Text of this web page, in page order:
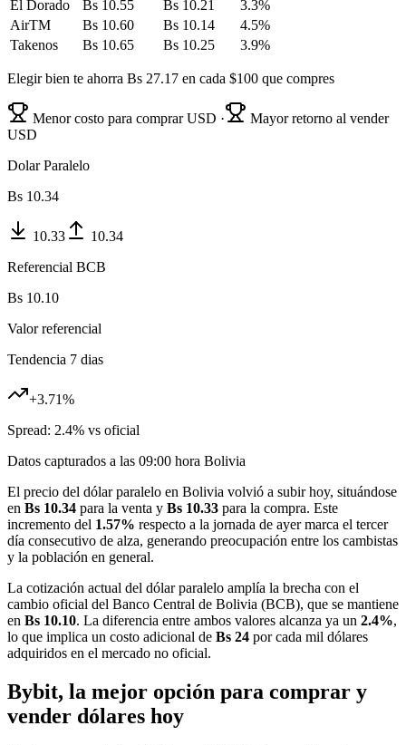
El Dorado
Bs 10.55 Bs 10.21 3.3%
AirTM
Bs 10.60 Bs 10.14 4.5%
Takenos
Bs 10.65 Bs 10.25 3.9%
Elegir bien te ahorra Bs 27.17 en cada $100 que compres
Menor costo para comprar USD ·
Mayor retorno al vender
USD
Dolar Paralelo
Bs 10.34
10.33
10.34
Referencial BCB
Bs 10.10
Valor referencial
Tendencia 7 dias
+3.71%
Spread: 2.4% vs oficial
Datos capturados a las 09:00 hora Bolivia
El precio del dólar paralelo en Bolivia volvió a subir hoy, situándose
en Bs 10.34 para la venta y Bs 10.33 para la compra. Este
incremento del 1.57% respecto a la jornada de ayer marca el tercer
día consecutivo de alza, generando preocupación entre los cambistas
y la población en general.
La cotización actual del dólar paralelo amplía la brecha con el
cambio oficial del Banco Central de Bolivia (BCB), que se mantiene
en Bs 10.10. La diferencia entre ambos valores alcanza ya un 2.4%,
lo que implica un costo adicional de Bs 24 por cada mil dólares
adquiridos en el mercado no oficial.
Bybit, la mejor opción para comprar y
vender dólares hoy